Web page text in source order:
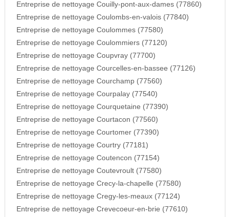
Entreprise de nettoyage Couilly-pont-aux-dames (77860)
Entreprise de nettoyage Coulombs-en-valois (77840)
Entreprise de nettoyage Coulommes (77580)
Entreprise de nettoyage Coulommiers (77120)
Entreprise de nettoyage Coupvray (77700)
Entreprise de nettoyage Courcelles-en-bassee (77126)
Entreprise de nettoyage Courchamp (77560)
Entreprise de nettoyage Courpalay (77540)
Entreprise de nettoyage Courquetaine (77390)
Entreprise de nettoyage Courtacon (77560)
Entreprise de nettoyage Courtomer (77390)
Entreprise de nettoyage Courtry (77181)
Entreprise de nettoyage Coutencon (77154)
Entreprise de nettoyage Coutevroult (77580)
Entreprise de nettoyage Crecy-la-chapelle (77580)
Entreprise de nettoyage Cregy-les-meaux (77124)
Entreprise de nettoyage Crevecoeur-en-brie (77610)